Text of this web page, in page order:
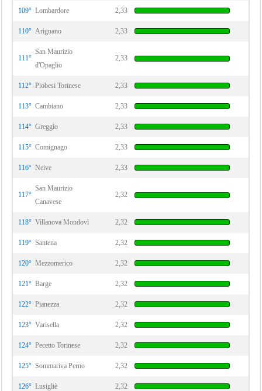
109° Lombardore 2,33
110° Arignano 2,33
111°
San Maurizio
d'Opaglio
2,33
112° Piobesi Torinese 2,33
113° Cambiano 2,33
114° Greggio 2,33
115° Comignago 2,33
116° Neive 2,33
117°
San Maurizio
Canavese
2,32
118° Villanova Mondovì 2,32
119° Santena 2,32
120° Mezzomerico 2,32
121° Barge 2,32
122° Pianezza 2,32
123° Varisella 2,32
124° Pecetto Torinese 2,32
125° Sommariva Perno 2,32
126° Lusigliè 2,32